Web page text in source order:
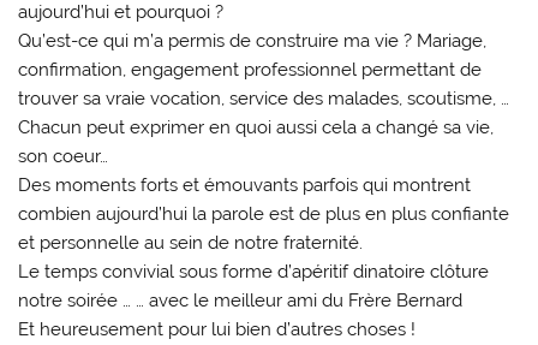
aujourd’hui et pourquoi ?
Qu’est-ce qui m’a permis de construire ma vie ? Mariage,
confirmation, engagement professionnel permettant de
trouver sa vraie vocation, service des malades, scoutisme, …
Chacun peut exprimer en quoi aussi cela a changé sa vie,
son coeur…
Des moments forts et émouvants parfois qui montrent
combien aujourd’hui la parole est de plus en plus confiante
et personnelle au sein de notre fraternité.
Le temps convivial sous forme d’apéritif dinatoire clôture
notre soirée … … avec le meilleur ami du Frère Bernard
Et heureusement pour lui bien d’autres choses !